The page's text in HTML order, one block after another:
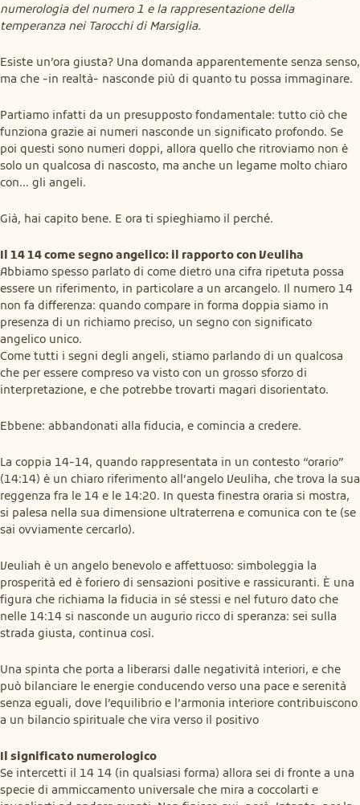
numerologia del numero 1 e la rappresentazione della
temperanza nei Tarocchi di Marsiglia.
Esiste un’ora giusta? Una domanda apparentemente senza senso,
ma che -in realtà- nasconde più di quanto tu possa immaginare.
Partiamo infatti da un presupposto fondamentale: tutto ciò che
funziona grazie ai numeri nasconde un significato profondo. Se
poi questi sono numeri doppi, allora quello che ritroviamo non è
solo un qualcosa di nascosto, ma anche un legame molto chiaro
con… gli angeli.
Già, hai capito bene. E ora ti spieghiamo il perché.
Il 14 14 come segno angelico: il rapporto con Veuliha
Abbiamo spesso parlato di come dietro una cifra ripetuta possa
essere un riferimento, in particolare a un arcangelo. Il numero 14
non fa differenza: quando compare in forma doppia siamo in
presenza di un richiamo preciso, un segno con significato
angelico unico.
Come tutti i segni degli angeli, stiamo parlando di un qualcosa
che per essere compreso va visto con un grosso sforzo di
interpretazione, e che potrebbe trovarti magari disorientato.
Ebbene: abbandonati alla fiducia, e comincia a credere.
La coppia 14-14, quando rappresentata in un contesto “orario”
(14:14) è un chiaro riferimento all’angelo Veuliha, che trova la sua
reggenza fra le 14 e le 14:20. In questa finestra oraria si mostra,
si palesa nella sua dimensione ultraterrena e comunica con te (se
sai ovviamente cercarlo).
Veuliah è un angelo benevolo e affettuoso: simboleggia la
prosperità ed è foriero di sensazioni positive e rassicuranti. È una
figura che richiama la fiducia in sé stessi e nel futuro dato che
nelle 14:14 si nasconde un augurio ricco di speranza: sei sulla
strada giusta, continua così.
Una spinta che porta a liberarsi dalle negatività interiori, e che
può bilanciare le energie conducendo verso una pace e serenità
senza eguali, dove l’equilibrio e l’armonia interiore contribuiscono
a un bilancio spirituale che vira verso il positivo
Il significato numerologico
Se intercetti il 14 14 (in qualsiasi forma) allora sei di fronte a una
specie di ammiccamento universale che mira a coccolarti e